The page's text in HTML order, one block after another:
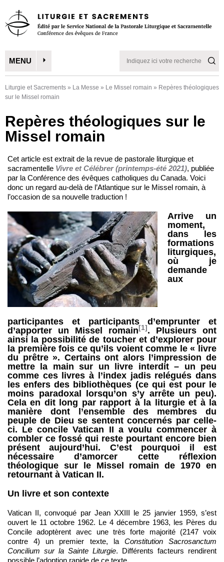
MENU
Liturgie et Sacrements » La Messe » Le Missel romain » Repères théologiques
sur le Missel romain
Repères théologiques sur le
Missel romain
Cet article est extrait de la revue de pastorale liturgique et
sacramentelle Vivre et Célébrer (printemps-été 2021), publiée
par la Conférence des évêques catholiques du Canada. Voici
donc un regard au-delà de l’Atlantique sur le Missel romain, à
l’occasion de sa nouvelle traduction !
Arrive un
moment,
dans les
formations
liturgiques,
où je
demande
aux
participantes et participants d’emprunter et
d’apporter un Missel romain [1] . Plusieurs ont
ainsi la possibilité de toucher et d’explorer pour
la première fois ce qu’ils voient comme le « livre
du prêtre ». Certains ont alors l’impression de
mettre la main sur un livre interdit – un peu
comme ces livres à l’index jadis relégués dans
les enfers des bibliothèques (ce qui est pour le
moins paradoxal lorsqu’on s’y arrête un peu).
Cela en dit long par rapport à la liturgie et à la
manière dont l’ensemble des membres du
peuple de Dieu se sentent concernés par celle-
ci. Le concile Vatican II a voulu commencer à
combler ce fossé qui reste pourtant encore bien
présent aujourd’hui. C’est pourquoi il est
nécessaire d’amorcer cette réflexion
théologique sur le Missel romain de 1970 en
retournant à Vatican II.
Un livre et son contexte
Vatican II, convoqué par Jean XXIII le 25 janvier 1959, s’est
ouvert le 11 octobre 1962. Le 4 décembre 1963, les Pères du
Concile adoptèrent avec une très forte majorité (2147 voix
contre 4) un premier texte, la ConstitutionSacrosanctum
Concilium sur la Sainte Liturgie. Différents facteurs rendirent